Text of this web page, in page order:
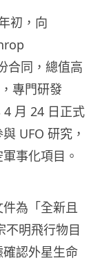
初，向
合同，總值高
專門研發
4 月 24 日正式
UFO 研究，
事化項目。
為「全新且
不明飛行物目
認外星生命